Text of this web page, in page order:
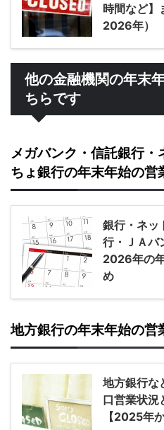
時間など】
2026年）
他の金融機関の年末
ちらです
メガバンク・信託銀行・
ちょ銀行の年末年始の営
銀行・ネッ
行・ＪＡバ
2026年の
め
地方銀行の年末年始の営
地方銀行な
口営業状況
【2025年